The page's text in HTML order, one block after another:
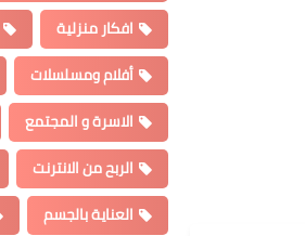
افكار منزلية
أفلام ومسلسلات
الاسرة و المجتمع
الربح من الانترنت
العناية بالجسم